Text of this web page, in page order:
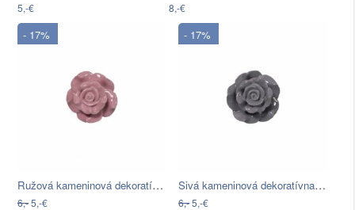
5,-€ 8,-€
- 17%
Ružová kameninová dekoratívna úchytka…
6,-5,-€
- 17%
Sivá kameninová dekoratívna úchytka…
6,-5,-€